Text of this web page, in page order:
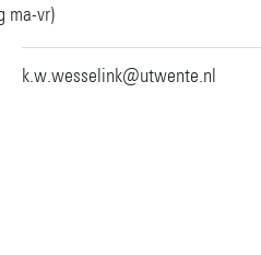
ma-vr)
k.w.wesselink@utwente.nl